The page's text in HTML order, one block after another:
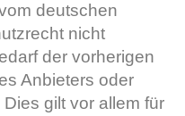
deutschen
nicht
der vorherigen
Anbieters oder
gilt vor allem für